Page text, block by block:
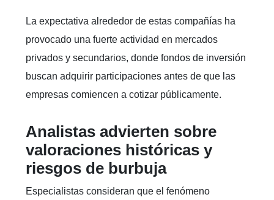
La expectativa alrededor de estas compañías ha
provocado una fuerte actividad en mercados
privados y secundarios, donde fondos de inversión
buscan adquirir participaciones antes de que las
empresas comiencen a cotizar públicamente.
Analistas advierten sobre
valoraciones históricas y
riesgos de burbuja
Especialistas consideran que el fenómeno